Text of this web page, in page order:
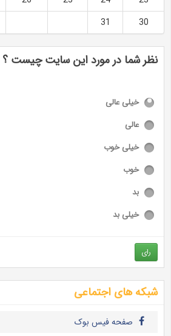
30
31
نظر شما در مورد این سایت چیست ؟
خیلی عالی
عالی
خیلی خوب
خوب
بد
خیلی بد
رای
شبکه های اجتماعی
صفحه فیس بوک